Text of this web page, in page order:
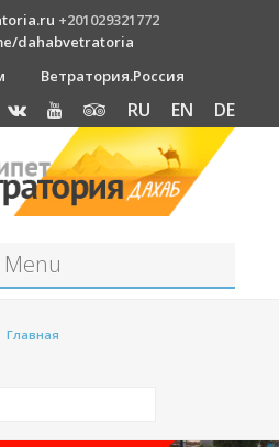
+201029321772
dahabvetratoria
Ветратория.Россия
RU EN DE
Menu
добраться?
Главная